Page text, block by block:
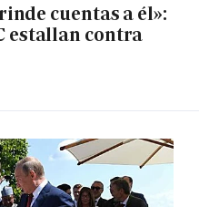
cuentas a él»:
estallan contra